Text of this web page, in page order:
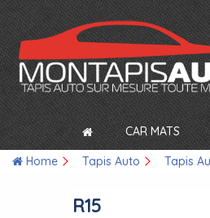
CAR MATS
Home Tapis Auto Tapis
R15